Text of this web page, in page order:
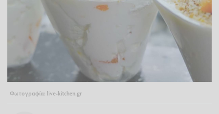
Φωτογραφία: live-kitchen.gr